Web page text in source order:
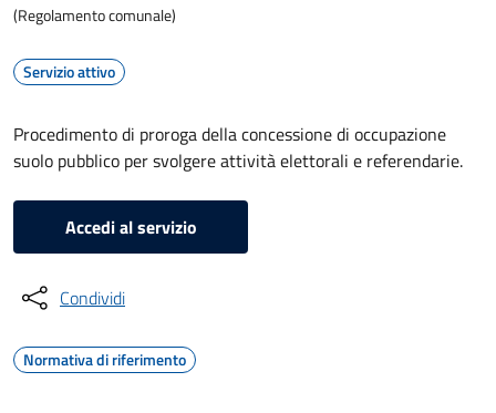
(Regolamento comunale)
Servizio attivo
Procedimento di proroga della concessione di occupazione
suolo pubblico per svolgere attività elettorali e referendarie.
Accedi al servizio
Condividi
Normativa di riferimento